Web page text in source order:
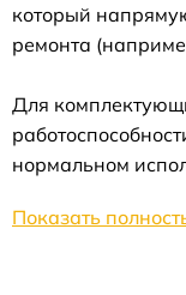
который
ремонта
Для
нормальном
Показать